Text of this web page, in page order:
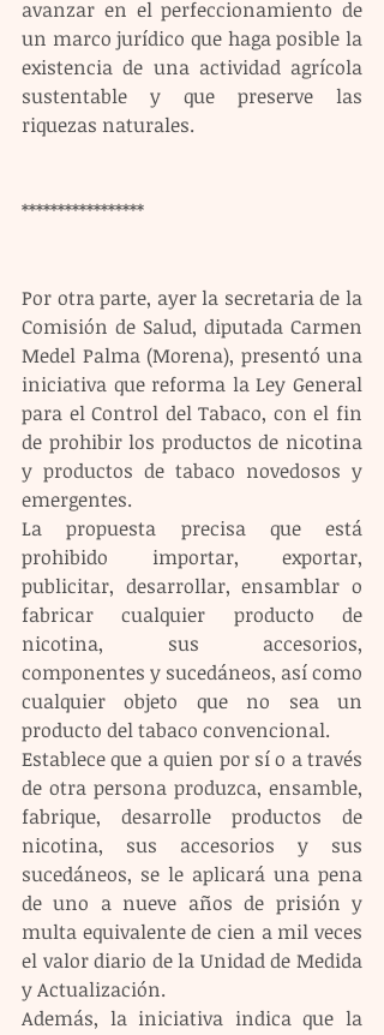
avanzar en el perfeccionamiento de
un marco jurídico que haga posible la
existencia de una actividad agrícola
sustentable y que preserve las
riquezas naturales.
*****************
Por otra parte, ayer la secretaria de la
Comisión de Salud, diputada Carmen
Medel Palma (Morena), presentó una
iniciativa que reforma la Ley General
para el Control del Tabaco, con el fin
de prohibir los productos de nicotina
y productos de tabaco novedosos y
emergentes.
La propuesta precisa que está
prohibido importar, exportar,
publicitar, desarrollar, ensamblar o
fabricar cualquier producto de
nicotina, sus accesorios,
componentes y sucedáneos, así como
cualquier objeto que no sea un
producto del tabaco convencional.
Establece que a quien por sí o a través
de otra persona produzca, ensamble,
fabrique, desarrolle productos de
nicotina, sus accesorios y sus
sucedáneos, se le aplicará una pena
de uno a nueve años de prisión y
multa equivalente de cien a mil veces
el valor diario de la Unidad de Medida
y Actualización.
Además, la iniciativa indica que la